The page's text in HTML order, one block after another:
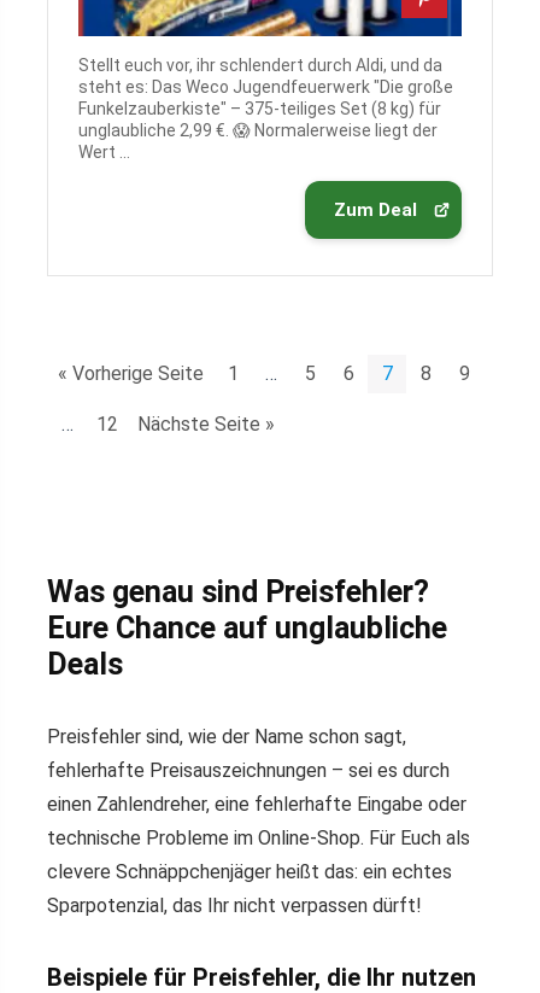
Stellt euch vor, ihr schlendert durch Aldi, und da
steht es: Das Weco Jugendfeuerwerk "Die große
Funkelzauberkiste" – 375-teiliges Set (8 kg) für
unglaubliche 2,99 €. 😱 Normalerweise liegt der
Wert ...
Zum Deal
« Vorherige Seite 1 … 5 6 7 8 9
… 12 Nächste Seite »
Was genau sind Preisfehler?
Eure Chance auf unglaubliche
Deals
Preisfehler sind, wie der Name schon sagt,
fehlerhafte Preisauszeichnungen – sei es durch
einen Zahlendreher, eine fehlerhafte Eingabe oder
technische Probleme im Online-Shop. Für Euch als
clevere Schnäppchenjäger heißt das: ein echtes
Sparpotenzial, das Ihr nicht verpassen dürft!
Beispiele für Preisfehler, die Ihr nutzen